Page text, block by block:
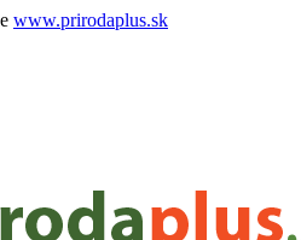
www.prirodaplus.sk